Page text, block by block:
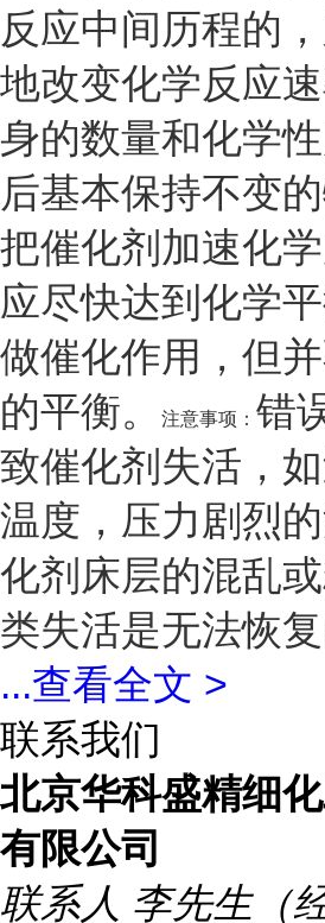
反应中间历程的
地改变化学反应
身的数量和化学
后基本保持不变
把催化剂加速化
应尽快达到化学
做催化作用，但
的平衡。
注意事项： 错
致催化剂失活，
温度，压力剧烈
化剂床层的混乱
类失活是无法恢复
...查看全文 >
联系我们
北京华科盛精细
有限公司
联系人 李先生（